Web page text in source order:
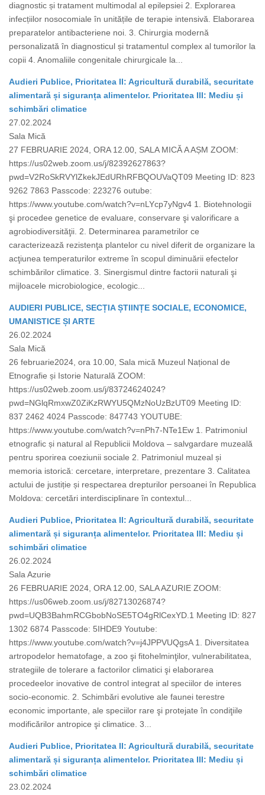
diagnostic și tratament multimodal al epilepsiei 2. Explorarea
infecțiilor nosocomiale în unitățile de terapie intensivă. Elaborarea
preparatelor antibacteriene noi. 3. Chirurgia modernă
personalizată în diagnosticul și tratamentul complex al tumorilor la
copii 4. Anomaliile congenitale chirurgicale la...
Audieri Publice, Prioritatea II: Agricultură durabilă, securitate
alimentară și siguranța alimentelor. Prioritatea III: Mediu și
schimbări climatice
27.02.2024
Sala Mică
27 FEBRUARIE 2024, ORA 12.00, SALA MICĂ A AȘM ZOOM:
https://us02web.zoom.us/j/82392627863?
pwd=V2RoSkRVYlZkekJEdURhRFBQOUVaQT09 Meeting ID: 823
9262 7863 Passcode: 223276 outube:
https://www.youtube.com/watch?v=nLYcp7yNgv4 1. Biotehnologii
şi procedee genetice de evaluare, conservare şi valorificare a
agrobiodiversităţii. 2. Determinarea parametrilor ce
caracterizează rezistenţa plantelor cu nivel diferit de organizare la
acţiunea temperaturilor extreme în scopul diminuării efectelor
schimbărilor climatice. 3. Sinergismul dintre factorii naturali şi
mijloacele microbiologice, ecologic...
AUDIERI PUBLICE, SECȚIA ȘTIINȚE SOCIALE, ECONOMICE,
UMANISTICE ȘI ARTE
26.02.2024
Sala Mică
26 februarie2024, ora 10.00, Sala mică Muzeul Național de
Etnografie și Istorie Naturală ZOOM:
https://us02web.zoom.us/j/83724624024?
pwd=NGlqRmxwZ0ZiKzRWYU5QMzNoUzBzUT09 Meeting ID:
837 2462 4024 Passcode: 847743 YOUTUBE:
https://www.youtube.com/watch?v=nPh7-NTe1Ew 1. Patrimoniul
etnografic și natural al Republicii Moldova – salvgardare muzeală
pentru sporirea coeziunii sociale 2. Patrimoniul muzeal și
memoria istorică: cercetare, interpretare, prezentare 3. Calitatea
actului de justiție și respectarea drepturilor persoanei în Republica
Moldova: cercetări interdisciplinare în contextul...
Audieri Publice, Prioritatea II: Agricultură durabilă, securitate
alimentară și siguranța alimentelor. Prioritatea III: Mediu și
schimbări climatice
26.02.2024
Sala Azurie
26 FEBRUARIE 2024, ORA 12.00, SALA AZURIE ZOOM:
https://us06web.zoom.us/j/82713026874?
pwd=UQB3BahmRCGbobNoSE5TO4gRlCexYD.1 Meeting ID: 827
1302 6874 Passcode: 5IHDE9 Youtube:
https://www.youtube.com/watch?v=j4JPPVUQgsA 1. Diversitatea
artropodelor hematofage, a zoo şi fitohelminţilor, vulnerabilitatea,
strategiile de tolerare a factorilor climatici şi elaborarea
procedeelor inovative de control integrat al speciilor de interes
socio-economic. 2. Schimbări evolutive ale faunei terestre
economic importante, ale speciilor rare şi protejate în condiţiile
modificărilor antropice şi climatice. 3...
Audieri Publice, Prioritatea II: Agricultură durabilă, securitate
alimentară și siguranța alimentelor. Prioritatea III: Mediu și
schimbări climatice
23.02.2024